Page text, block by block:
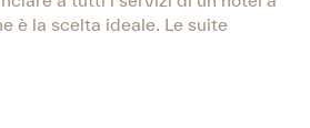
è la scelta ideale. Le suite